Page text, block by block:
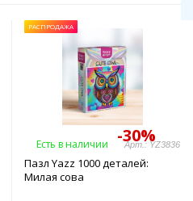
РАСПРОДАЖА
-30%
Есть в наличии Арт.: YZ3836
Пазл Yazz 1000 деталей:
Милая сова